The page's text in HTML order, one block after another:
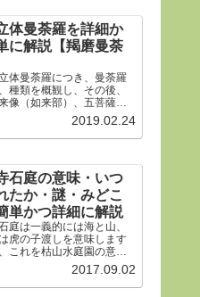
体曼荼羅を詳細か
に解説【羯磨曼荼
体曼荼羅につき、曼荼羅
種類を概観し、その後、
像（如来部）、五菩薩像
部）、五大明王像（明王
き、21体すべて、一体ず
わかりやすく解説しま
2019.02.24
石庭の意味・いつ
たか・謎・みどこ
単かつ詳細に解説
庭は一義的には海と山、
虎の子渡しを意味します
これを枯山水庭園の意義
らかにします。その後、い
たかなど龍安寺の歴史や
ころにつき紹介申し上げ
2017.09.02